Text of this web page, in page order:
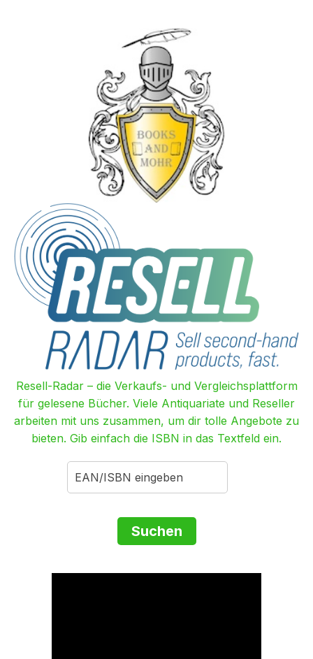
Resell-Radar – die Verkaufs- und Vergleichsplattform
für gelesene Bücher. Viele Antiquariate und Reseller
arbeiten mit uns zusammen, um dir tolle Angebote zu
bieten. Gib einfach die ISBN in das Textfeld ein.